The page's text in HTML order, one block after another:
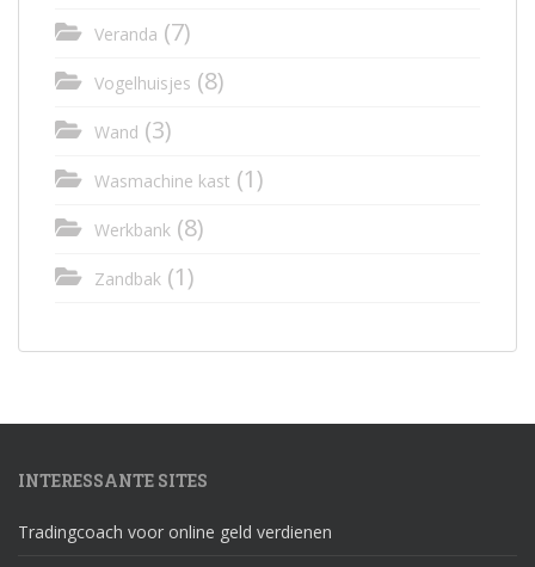
Veranda (7)
Vogelhuisjes (8)
Wand (3)
Wasmachine kast (1)
Werkbank (8)
Zandbak (1)
INTERESSANTE SITES
Tradingcoach voor online geld verdienen